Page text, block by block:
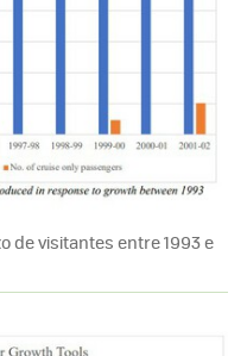
de visitantes entre 1993 e